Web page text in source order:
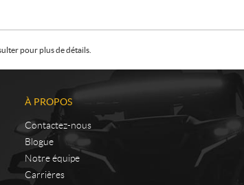
pour plus de détails.
À PROPOS
Contactez-nous
Blogue
Notre équipe
Carrières